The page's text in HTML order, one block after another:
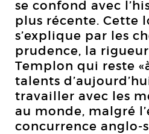
se confond avec
plus récente. Cette
s’explique par les
prudence, la
Templon qui reste
talents
travailler avec les
au monde, malgré
concurrence anglo-